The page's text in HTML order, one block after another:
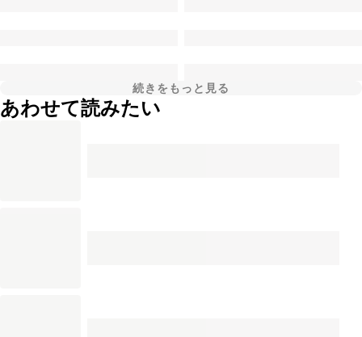
続きをもっと見る
あわせて読みたい